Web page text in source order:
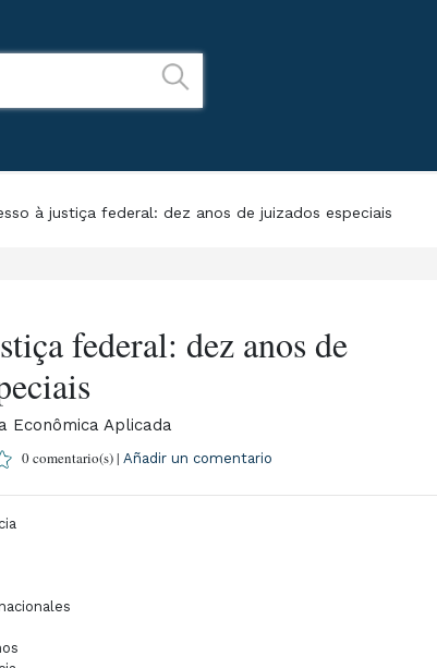
à justiça federal: dez anos de juizados especiais
federal: dez anos de
Econômica Aplicada
0 comentario(s) |Añadir un comentario